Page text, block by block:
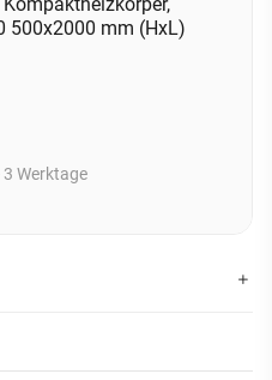
500x2000 mm (HxL)
3 Werktage